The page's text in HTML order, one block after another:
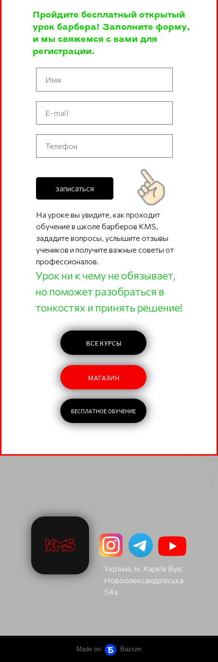
БЕСПЛАТНОЕ ОБУЧЕНИЕ
ВСЕ КУРСЫ
МАГАЗИН
записаться
Пройдите бесплатный открытый
урок барбера! Заполните форму,
и мы свяжемся с вами для
регистрации.
На уроке вы увидите, как проходит
обучение в школе барберов KMS,
зададите вопросы, услышите отзывы
учеников и получите важные советы от
профессионалов.
Урок ни к чему не обязывает,
но поможет разобраться в
тонкостях и принять решение!
Україна, м. Харків Вул.
Новоолександрівська
54а
Made on Bazium